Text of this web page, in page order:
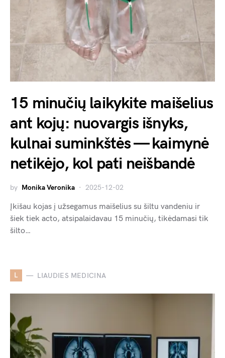
15 minučių laikykite maišelius
ant kojų: nuovargis išnyks,
kulnai suminkštės — kaimynė
netikėjo, kol pati neišbandė
by Monika Veronika 2025-12-02
Įkišau kojas į užsegamus maišelius su šiltu vandeniu ir
šiek tiek acto, atsipalaidavau 15 minučių, tikėdamasi tik
šilto…
L LIAUDIES MEDICINA